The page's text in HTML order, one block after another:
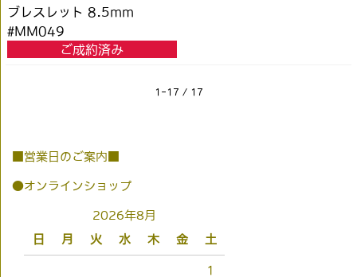
ブレスレット 8.5mm
#MM049
ご成約済み
1-17 / 17
■営業日のご案内■
●オンラインショップ
2026年8月
日
月 火 水 木 金 土
1